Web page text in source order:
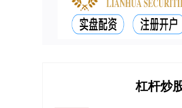
杠杆炒